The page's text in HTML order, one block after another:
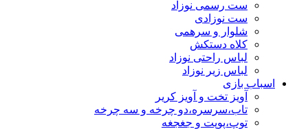
ست رسمی نوزاد
ست نوزادی
شلوار و سرهمی
کلاه دستکش
لباس راحتی نوزاد
لباس زیر نوزاد
اسباب بازی
آویز تخت و آویز کریر
تاب،سرسره،دو چرخه و سه چرخه
توپ،پوپت و جغجغه